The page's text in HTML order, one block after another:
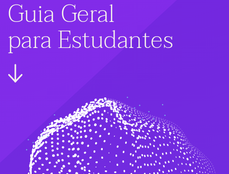
Guia Geral
para Estudantes